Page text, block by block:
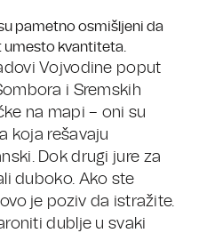
pametno osmišljeni da
umesto kvantiteta.
Vojvodine poput
i Sremskih
na mapi – oni su
koja rešavaju
Dok drugi jure za
duboko. Ako ste
je poziv da istražite.
dublje u svaki